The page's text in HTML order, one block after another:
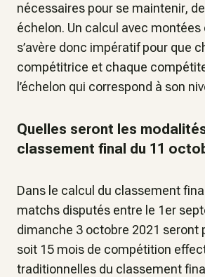
nécessaires pour se maintenir,
échelon. Un calcul avec
s’avère donc impératif pour que
compétitrice et chaque
l’échelon qui correspond à son
Quelles seront les
classement final du 11
Dans le calcul du classement
matchs disputés entre le 1er
dimanche 3 octobre 2021 seront
soit 15 mois de compétition
traditionnelles du classement